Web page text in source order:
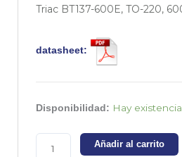
Triac BT137-600E, TO-220,
datasheet:
Disponibilidad: Hay
BT137-
-
Triac
Añadir al carrito